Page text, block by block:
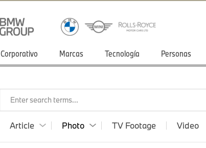
Corporativo Marcas Tecnología Personas
Enter search terms...
Article Photo TV Footage Video